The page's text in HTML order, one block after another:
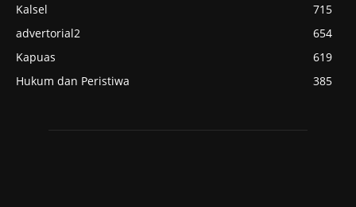
Kalsel
715
advertorial2
654
Kapuas
619
Hukum dan Peristiwa
385